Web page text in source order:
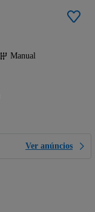
Manual
Ver anúncios